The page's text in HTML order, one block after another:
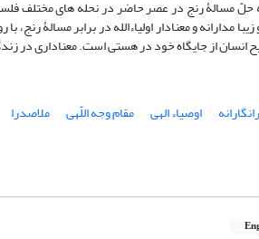
حلّ مسالۀ رنج در عصر حاضر در نحله های مختلف
مدارانه و معنادار اولیاءالله در برابر
از جایگاه خود در هستی است. معناداری در
اوصیاء الهی مقام وجه اللّهی
ملاصدرا